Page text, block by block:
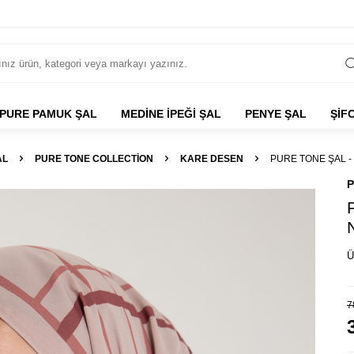
PURE PAMUK ŞAL MEDİNE İPEĞİ ŞAL PENYE ŞAL
PURE TONE COLLECTION KARE DESEN PURE TONE ŞAL